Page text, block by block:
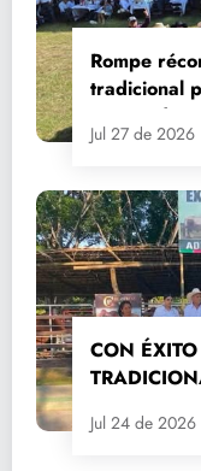
Rompe
tradicional
Fiestas de
Jul 27 de 2026
CON
Jul 24 de 2026